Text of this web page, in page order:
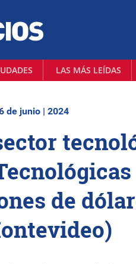
LAS MÁS LEÍDAS
de junio | 2024
de